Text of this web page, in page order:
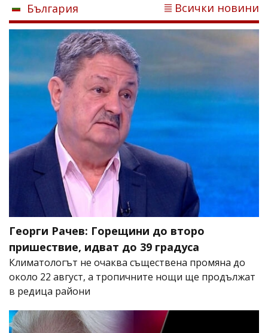
България Всички новини
Георги Рачев: Горещини до второ
пришествие, идват до 39 градуса
Климатологът не очаква съществена промяна до
около 22 август, а тропичните нощи ще продължат
в редица райони